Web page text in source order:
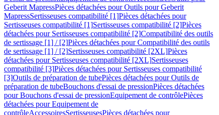
Geberit MapressPièces détachées pour Outils pour Geberit
MapressSertisseuses compatibilité [1]Pièces détachées pour
Sertisseuses compatibilité [1]Sertisseuses compatibilité [2]Pièces
détachées pour Sertisseuses compatibilité [2]Compatibilité des outils
de sertissage [1] / [2]Pièces détachées pour Compatibilité des outils
de sertissage [1] / [2]Sertisseuses compatibilité [2XL]Pièces
détachées pour Sertisseuses compatibilité [2XL]Sertisseuses
compatibilité [3]Pièces détachées pour Sertisseuses compatibilité
[3]Outils de préparation de tubePièces détachées pour Outils de
préparation de tubeBouchons d'essai de pressionPièces détachées
pour Bouchons d'essai de pressionEquipement de contrôlePièces
détachées pour Equipement de
contrôleAccessoiresSertisseusesPièces détachées pour